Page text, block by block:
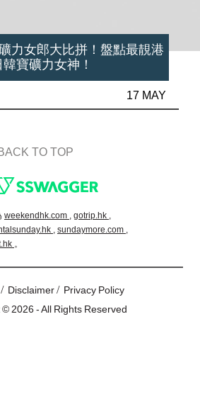
力女郎大比拼！盤點最靚港
韓寶礦力女神！
17 MAY
BACK TO TOP
weekendhk.com , gotrip.hk ,
, sundaymore.com ,
。
/ Disclaimer/ Privacy Policy
2026 - All Rights Reserved